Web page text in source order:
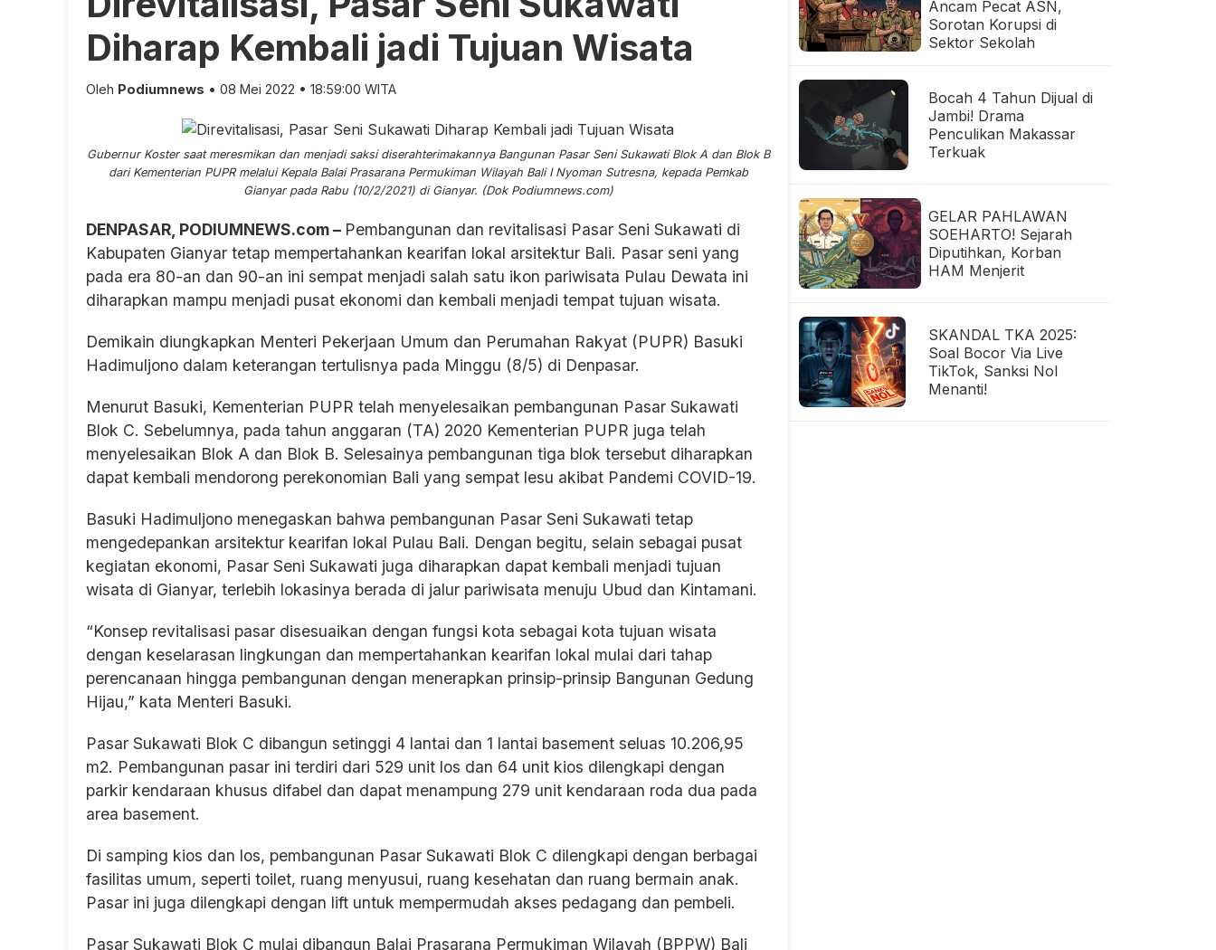
Diharap Kembali jadi Tujuan Wisata
Oleh Podiumnews • 08 Mei 2022 • 18:59:00 WITA
Gubernur Koster saat meresmikan dan menjadi saksi diserahterimakannya Bangunan Pasar Seni Sukawati Blok A dan Blok B
dari Kementerian PUPR melalui Kepala Balai Prasarana Permukiman Wilayah Bali I Nyoman Sutresna, kepada Pemkab
Gianyar pada Rabu (10/2/2021) di Gianyar. (Dok Podiumnews.com)
DENPASAR, PODIUMNEWS.com – Pembangunan dan revitalisasi Pasar Seni Sukawati di
Kabupaten Gianyar tetap mempertahankan kearifan lokal arsitektur Bali. Pasar seni yang
pada era 80-an dan 90-an ini sempat menjadi salah satu ikon pariwisata Pulau Dewata ini
diharapkan mampu menjadi pusat ekonomi dan kembali menjadi tempat tujuan wisata.
Demikain diungkapkan Menteri Pekerjaan Umum dan Perumahan Rakyat (PUPR) Basuki
Hadimuljono dalam keterangan tertulisnya pada Minggu (8/5) di Denpasar.
Menurut Basuki, Kementerian PUPR telah menyelesaikan pembangunan Pasar Sukawati
Blok C. Sebelumnya, pada tahun anggaran (TA) 2020 Kementerian PUPR juga telah
menyelesaikan Blok A dan Blok B. Selesainya pembangunan tiga blok tersebut diharapkan
dapat kembali mendorong perekonomian Bali yang sempat lesu akibat Pandemi COVID-19.
Basuki Hadimuljono menegaskan bahwa pembangunan Pasar Seni Sukawati tetap
mengedepankan arsitektur kearifan lokal Pulau Bali. Dengan begitu, selain sebagai pusat
kegiatan ekonomi, Pasar Seni Sukawati juga diharapkan dapat kembali menjadi tujuan
wisata di Gianyar, terlebih lokasinya berada di jalur pariwisata menuju Ubud dan Kintamani.
“Konsep revitalisasi pasar disesuaikan dengan fungsi kota sebagai kota tujuan wisata
dengan keselarasan lingkungan dan mempertahankan kearifan lokal mulai dari tahap
perencanaan hingga pembangunan dengan menerapkan prinsip-prinsip Bangunan Gedung
Hijau,” kata Menteri Basuki.
Pasar Sukawati Blok C dibangun setinggi 4 lantai dan 1 lantai basement seluas 10.206,95
m2. Pembangunan pasar ini terdiri dari 529 unit los dan 64 unit kios dilengkapi dengan
parkir kendaraan khusus difabel dan dapat menampung 279 unit kendaraan roda dua pada
area basement.
Di samping kios dan los, pembangunan Pasar Sukawati Blok C dilengkapi dengan berbagai
fasilitas umum, seperti toilet, ruang menyusui, ruang kesehatan dan ruang bermain anak.
Pasar ini juga dilengkapi dengan lift untuk mempermudah akses pedagang dan pembeli.
Pasar Sukawati Blok C mulai dibangun Balai Prasarana Permukiman Wilayah (BPPW) Bali
Ancam Pecat ASN,
Sorotan Korupsi di
Sektor Sekolah
Bocah 4 Tahun Dijual di
Jambi! Drama
Penculikan Makassar
Terkuak
GELAR PAHLAWAN
SOEHARTO! Sejarah
Diputihkan, Korban
HAM Menjerit
SKANDAL TKA 2025:
Soal Bocor Via Live
TikTok, Sanksi Nol
Menanti!